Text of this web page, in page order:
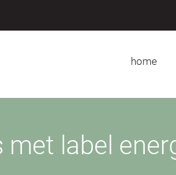
home
met label